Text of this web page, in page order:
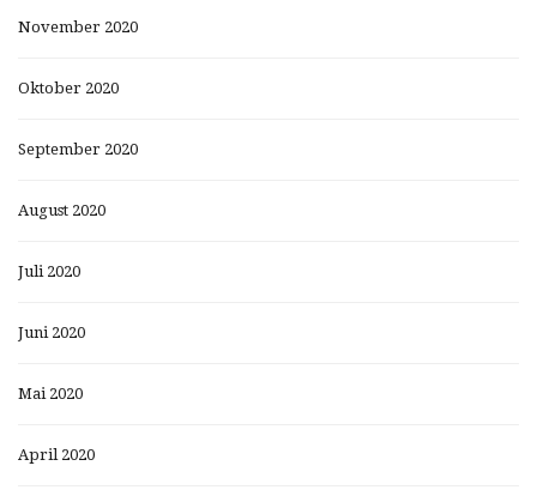
November 2020
Oktober 2020
September 2020
August 2020
Juli 2020
Juni 2020
Mai 2020
April 2020